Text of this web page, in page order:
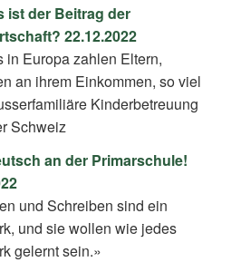
ist der Beitrag der
22.12.2022
in Europa zahlen Eltern,
an ihrem Einkommen, so viel
Kinderbetreuung
Schweiz
an der Primarschule!
und Schreiben sind ein
und sie wollen wie jedes
gelernt sein.»